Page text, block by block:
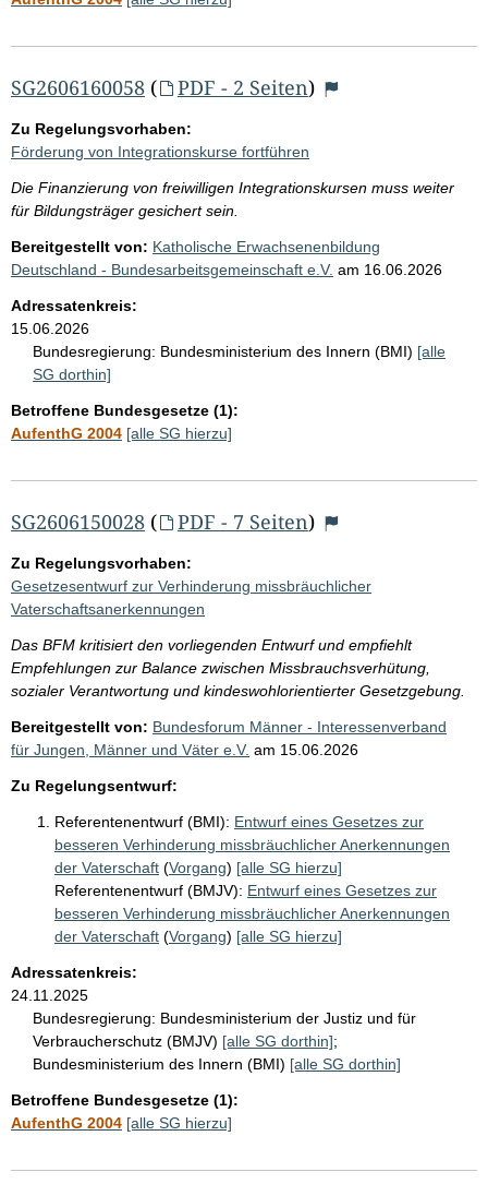
SG2606160058 ( PDF - 2 Seiten)
Zu Regelungsvorhaben:
Förderung von Integrationskurse fortführen
Die Finanzierung von freiwilligen Integrationskursen muss weiter
für Bildungsträger gesichert sein.
Bereitgestellt von: Katholische Erwachsenenbildung
Deutschland - Bundesarbeitsgemeinschaft e.V. am 16.06.2026
Adressatenkreis:
15.06.2026
Bundesregierung: Bundesministerium des Innern (BMI) [alle
SG dorthin]
Betroffene Bundesgesetze (1):
AufenthG 2004 [alle SG hierzu]
SG2606150028 ( PDF - 7 Seiten)
Zu Regelungsvorhaben:
Gesetzesentwurf zur Verhinderung missbräuchlicher
Vaterschaftsanerkennungen
Das BFM kritisiert den vorliegenden Entwurf und empfiehlt
Empfehlungen zur Balance zwischen Missbrauchsverhütung,
sozialer Verantwortung und kindeswohlorientierter Gesetzgebung.
Bereitgestellt von: Bundesforum Männer - Interessenverband
für Jungen, Männer und Väter e.V. am 15.06.2026
Zu Regelungsentwurf:
Referentenentwurf (BMI): Entwurf eines Gesetzes zur
besseren Verhinderung missbräuchlicher Anerkennungen
der Vaterschaft (Vorgang) [alle SG hierzu]
Referentenentwurf (BMJV): Entwurf eines Gesetzes zur
besseren Verhinderung missbräuchlicher Anerkennungen
der Vaterschaft (Vorgang) [alle SG hierzu]
Adressatenkreis:
24.11.2025
Bundesregierung: Bundesministerium der Justiz und für
Verbraucherschutz (BMJV) [alle SG dorthin];
Bundesministerium des Innern (BMI) [alle SG dorthin]
Betroffene Bundesgesetze (1):
AufenthG 2004 [alle SG hierzu]